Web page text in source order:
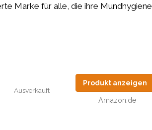
Marke für alle, die ihre Mundhygiene
Ausverkauft
Produkt anzeigen
Amazon.de